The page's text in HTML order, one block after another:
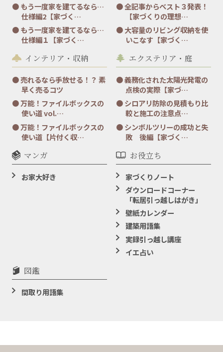
もう一度家を建てるなら…
仕様編2【家づく…
もう一度家を建てるなら…
仕様編１【家づく…
全記事からベスト３発表！
【家づくりの理想…
大容量のリビング収納を使
いこなす【家づく…
インテリア・収納
売れるなら手放せる！？ 素
早く売るコツ
万能！ファイルボックスの
使い道 vol.…
万能！ファイルボックスの
使い道【片付く収…
エクステリア・庭
義務化された太陽光発電の
点検の実際【家づ…
シロアリ防除の見積もり比
較と施工の注意点…
シンボルツリーの成功と失
敗 後編【家づく…
マンガ
お家大好き
お役立ち
家づくりノート
ダウンロードコーナー
「転居引っ越しはがき」
壁紙カレンダー
建築用語集
実録引っ越し講座
イエ占い
図鑑
間取り用語集